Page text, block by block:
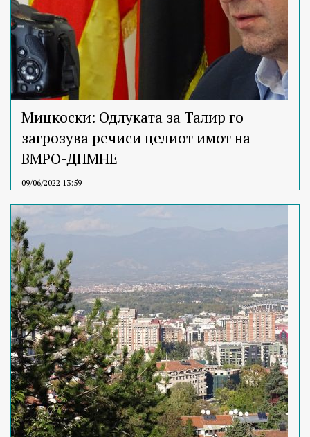
Мицкоски: Одлуката за Талир го
загрозува речиси целиот имот на
ВМРО-ДПМНЕ
09/06/2022 13:59